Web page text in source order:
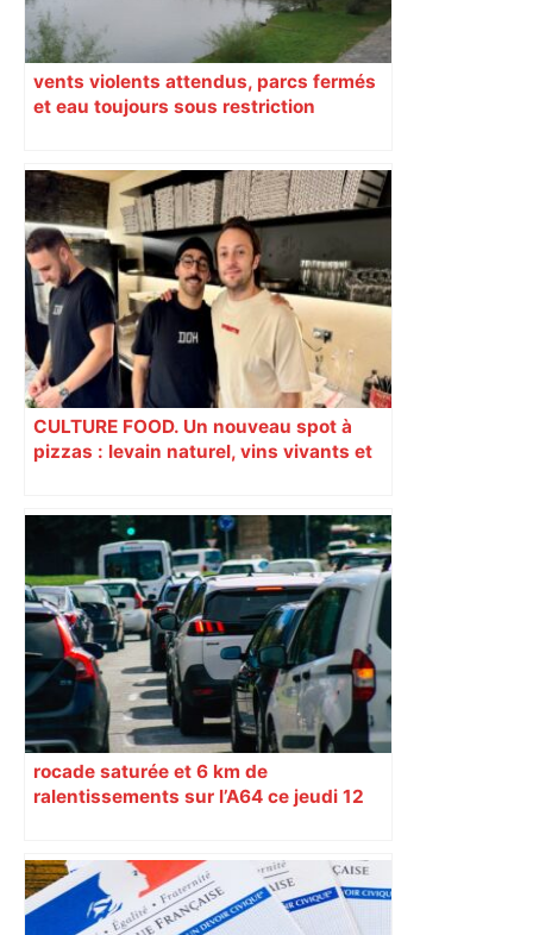
vents violents attendus, parcs fermés
et eau toujours sous restriction
CULTURE FOOD. Un nouveau spot à
pizzas : levain naturel, vins vivants et
rocade saturée et 6 km de
ralentissements sur l’A64 ce jeudi 12